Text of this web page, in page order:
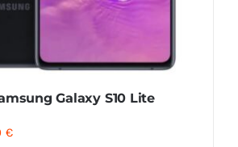
Galaxy S10 Lite
€